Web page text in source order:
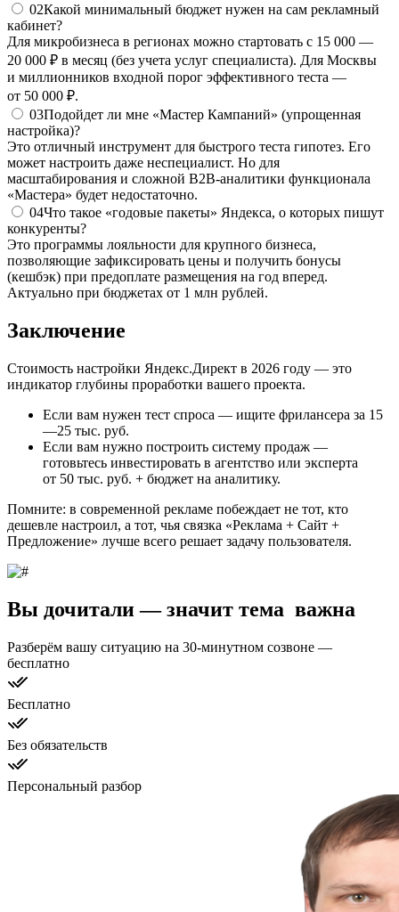
02Какой минимальный бюджет нужен на сам рекламный
кабинет?
Для микробизнеса в регионах можно стартовать с 15 000 —
20 000 ₽ в месяц (без учета услуг специалиста). Для Москвы
и миллионников входной порог эффективного теста —
от 50 000 ₽.
03Подойдет ли мне «Мастер Кампаний» (упрощенная
настройка)?
Это отличный инструмент для быстрого теста гипотез. Его
может настроить даже неспециалист. Но для
масштабирования и сложной B2B‑аналитики функционала
«Мастера» будет недостаточно.
04Что такое «годовые пакеты» Яндекса, о которых пишут
конкуренты?
Это программы лояльности для крупного бизнеса,
позволяющие зафиксировать цены и получить бонусы
(кешбэк) при предоплате размещения на год вперед.
Актуально при бюджетах от 1 млн рублей.
Заключение
Стоимость настройки Яндекс.Директ в 2026 году — это
индикатор глубины проработки вашего проекта.
Если вам нужен тест спроса — ищите фрилансера за 15
—25 тыс. руб.
Если вам нужно построить систему продаж —
готовьтесь инвестировать в агентство или эксперта
от 50 тыс. руб. + бюджет на аналитику.
Помните: в современной рекламе побеждает не тот, кто
дешевле настроил, а тот, чья связка «Реклама + Сайт +
Предложение» лучше всего решает задачу пользователя.
Вы дочитали — значит тема важна
Разберём вашу ситуацию на 30-минутном созвоне —
бесплатно
Бесплатно
Без обязательств
Персональный разбор